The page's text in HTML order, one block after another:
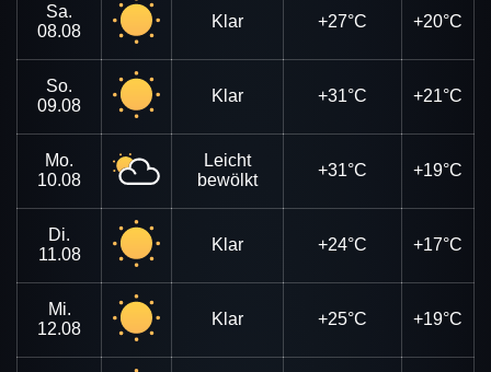
Sa.
08.08
Klar +27°C +20°C
So.
09.08
Klar +31°C +21°C
Mo.
10.08
Leicht
bewölkt
+31°C +19°C
Di.
11.08
Klar +24°C +17°C
Mi.
12.08
Klar +25°C +19°C